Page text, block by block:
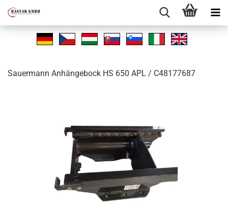
Sauer­mann An­hän­ge­bock HS 650 APL / C48177687